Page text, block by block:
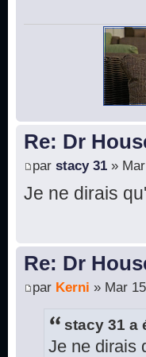
Re: Dr
par stacy 31 »
Je ne dirais
Re: Dr
par Kerni » Mar
stacy 31 a
Je ne dirais